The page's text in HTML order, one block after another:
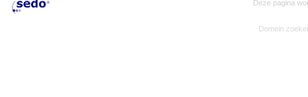
Deze pagina
Domein